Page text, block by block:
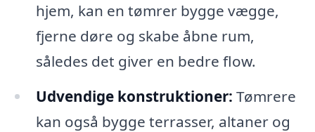
hjem, kan en tømrer bygge vægge,
fjerne døre og skabe åbne rum,
således det giver en bedre flow.
Udvendige konstruktioner: Tømrere
kan også bygge terrasser, altaner og